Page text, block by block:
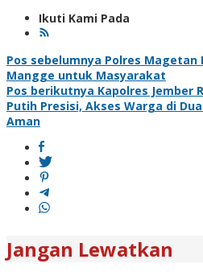
Ikuti Kami Pada
Navigasi
pos
Pos sebelumnya Polres Magetan
Mangge untuk Masyarakat
Pos berikutnya Kapolres Jember
Putih Presisi, Akses Warga di
Aman
Jangan Lewatkan